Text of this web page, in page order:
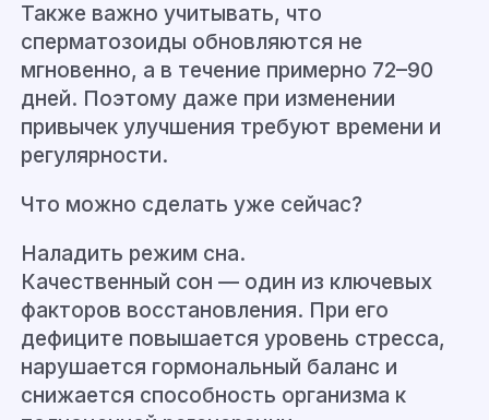
Также важно учитывать, что
сперматозоиды обновляются не
мгновенно, а в течение примерно 72–90
дней. Поэтому даже при изменении
привычек улучшения требуют времени и
регулярности.
Что можно сделать уже сейчас?
Наладить режим сна.
Качественный сон — один из ключевых
факторов восстановления. При его
дефиците повышается уровень стресса,
нарушается гормональный баланс и
снижается способность организма к